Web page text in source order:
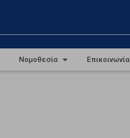
Νομοθεσία Επικοινωνία